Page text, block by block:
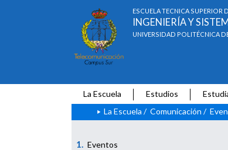
ESCUELA TÉCNICA SUPERIOR
INGENIERÍA Y
UNIVERSIDAD POLITÉCNICA
La Escuela Estudios
La Escuela / Comunicación /
1. Eventos